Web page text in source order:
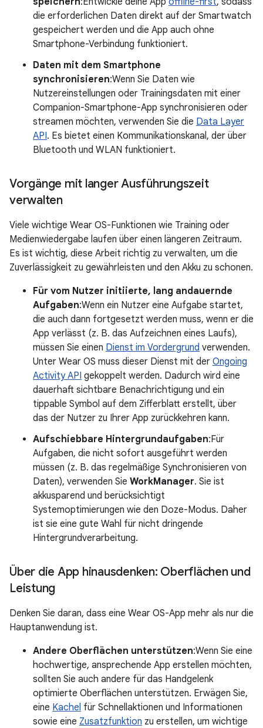
die erforderlichen Daten direkt auf der Smartwatch
gespeichert werden und die App auch ohne
Smartphone-Verbindung funktioniert.
Daten mit dem Smartphone
synchronisieren:Wenn Sie Daten wie
Nutzereinstellungen oder Trainingsdaten mit einer
Companion-Smartphone-App synchronisieren oder
streamen möchten, verwenden Sie die Data Layer
API. Es bietet einen Kommunikationskanal, der über
Bluetooth und WLAN funktioniert.
Vorgänge mit langer Ausführungszeit
verwalten
Viele wichtige Wear OS-Funktionen wie Training oder
Medienwiedergabe laufen über einen längeren Zeitraum.
Es ist wichtig, diese Arbeit richtig zu verwalten, um die
Zuverlässigkeit zu gewährleisten und den Akku zu schonen.
Für vom Nutzer initiierte, lang andauernde
Aufgaben:Wenn ein Nutzer eine Aufgabe startet,
die auch dann fortgesetzt werden muss, wenn er die
App verlässt (z. B. das Aufzeichnen eines Laufs),
müssen Sie einen Dienst im Vordergrund verwenden.
Unter Wear OS muss dieser Dienst mit der Ongoing
Activity API gekoppelt werden. Dadurch wird eine
dauerhaft sichtbare Benachrichtigung und ein
tippable Symbol auf dem Zifferblatt erstellt, über
das der Nutzer zu Ihrer App zurückkehren kann.
Aufschiebbare Hintergrundaufgaben:Für
Aufgaben, die nicht sofort ausgeführt werden
müssen (z. B. das regelmäßige Synchronisieren von
Daten), verwenden Sie WorkManager. Sie ist
akkusparend und berücksichtigt
Systemoptimierungen wie den Doze-Modus. Daher
ist sie eine gute Wahl für nicht dringende
Hintergrundverarbeitung.
Über die App hinausdenken: Oberflächen und
Leistung
Denken Sie daran, dass eine Wear OS-App mehr als nur die
Hauptanwendung ist.
Andere Oberflächen unterstützen:Wenn Sie eine
hochwertige, ansprechende App erstellen möchten,
sollten Sie auch andere für das Handgelenk
optimierte Oberflächen unterstützen. Erwägen Sie,
eine Kachel für Schnellaktionen und Informationen
sowie eine Zusatzfunktion zu erstellen, um wichtige